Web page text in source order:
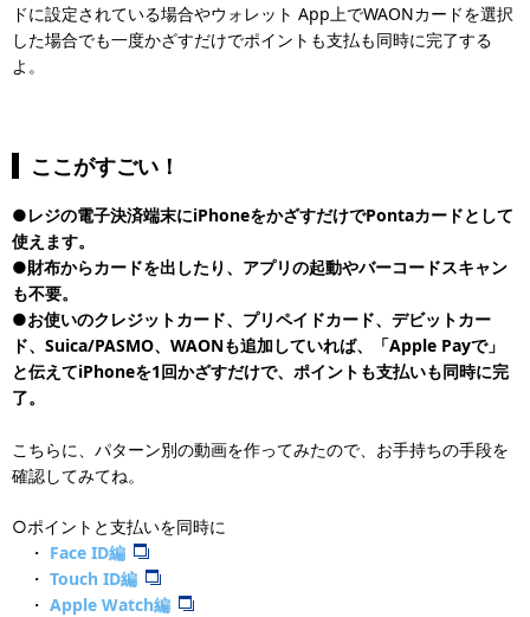
ドに設定されている場合やウォレット App上でWAONカードを選択
した場合でも一度かざすだけでポイントも支払も同時に完了する
よ。
ここがすごい！
●レジの電子決済端末にiPhoneをかざすだけでPontaカードとして
使えます。
●財布からカードを出したり、アプリの起動やバーコードスキャン
も不要。
●お使いのクレジットカード、プリペイドカード、デビットカー
ド、Suica/PASMO、WAONも追加していれば、「Apple Payで」
と伝えてiPhoneを1回かざすだけで、ポイントも支払いも同時に完
了。
こちらに、パターン別の動画を作ってみたので、お手持ちの手段を
確認してみてね。
○ポイントと支払いを同時に
・ Face ID編
・ Touch ID編
・ Apple Watch編